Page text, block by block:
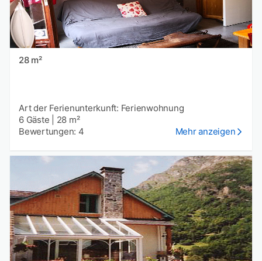
28 m²
Art der Ferienunterkunft: Ferienwohnung
6 Gäste
28 m²
Bewertungen: 4
Mehr anzeigen